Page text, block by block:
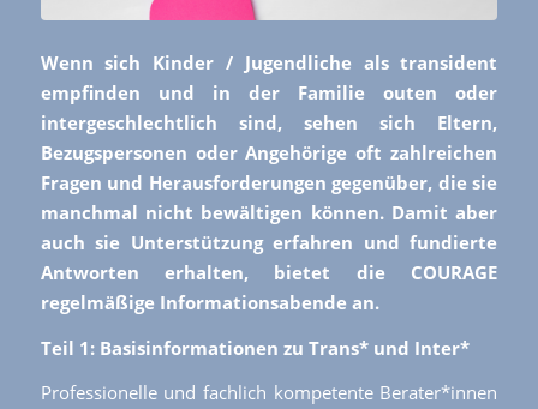
Wenn sich Kinder / Jugendliche als transident
empfinden und in der Familie outen oder
intergeschlechtlich sind, sehen sich Eltern,
Bezugspersonen oder Angehörige oft zahlreichen
Fragen und Herausforderungen gegenüber, die sie
manchmal nicht bewältigen können. Damit aber
auch sie Unterstützung erfahren und fundierte
Antworten erhalten, bietet die COURAGE
regelmäßige Informationsabende an.
Teil 1: Basisinformationen zu Trans* und Inter*
Professionelle und fachlich kompetente Berater*innen